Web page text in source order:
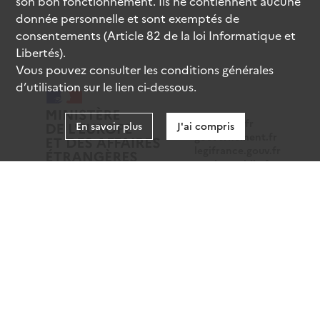
data.gouv.fr
gouvernement.fr
service-public.fr
donnée personnelle et sont exemptés de
consentements (Article 82 de la loi Informatique et
Libertés).
Vous pouvez consulter les conditions générales
d’utilisation sur le lien ci-dessous.
En savoir plus J'ai compris